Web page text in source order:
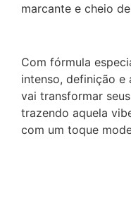
marcante e cheio
Com fórmula
intenso, definição e
vai transformar
trazendo aquela
com um toque